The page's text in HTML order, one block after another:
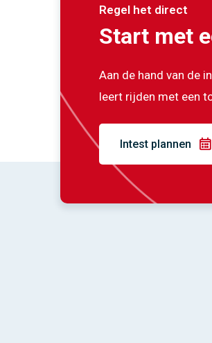
Regel het direct
Start met
Aan de hand van de
leert rijden met een
Intest plannen